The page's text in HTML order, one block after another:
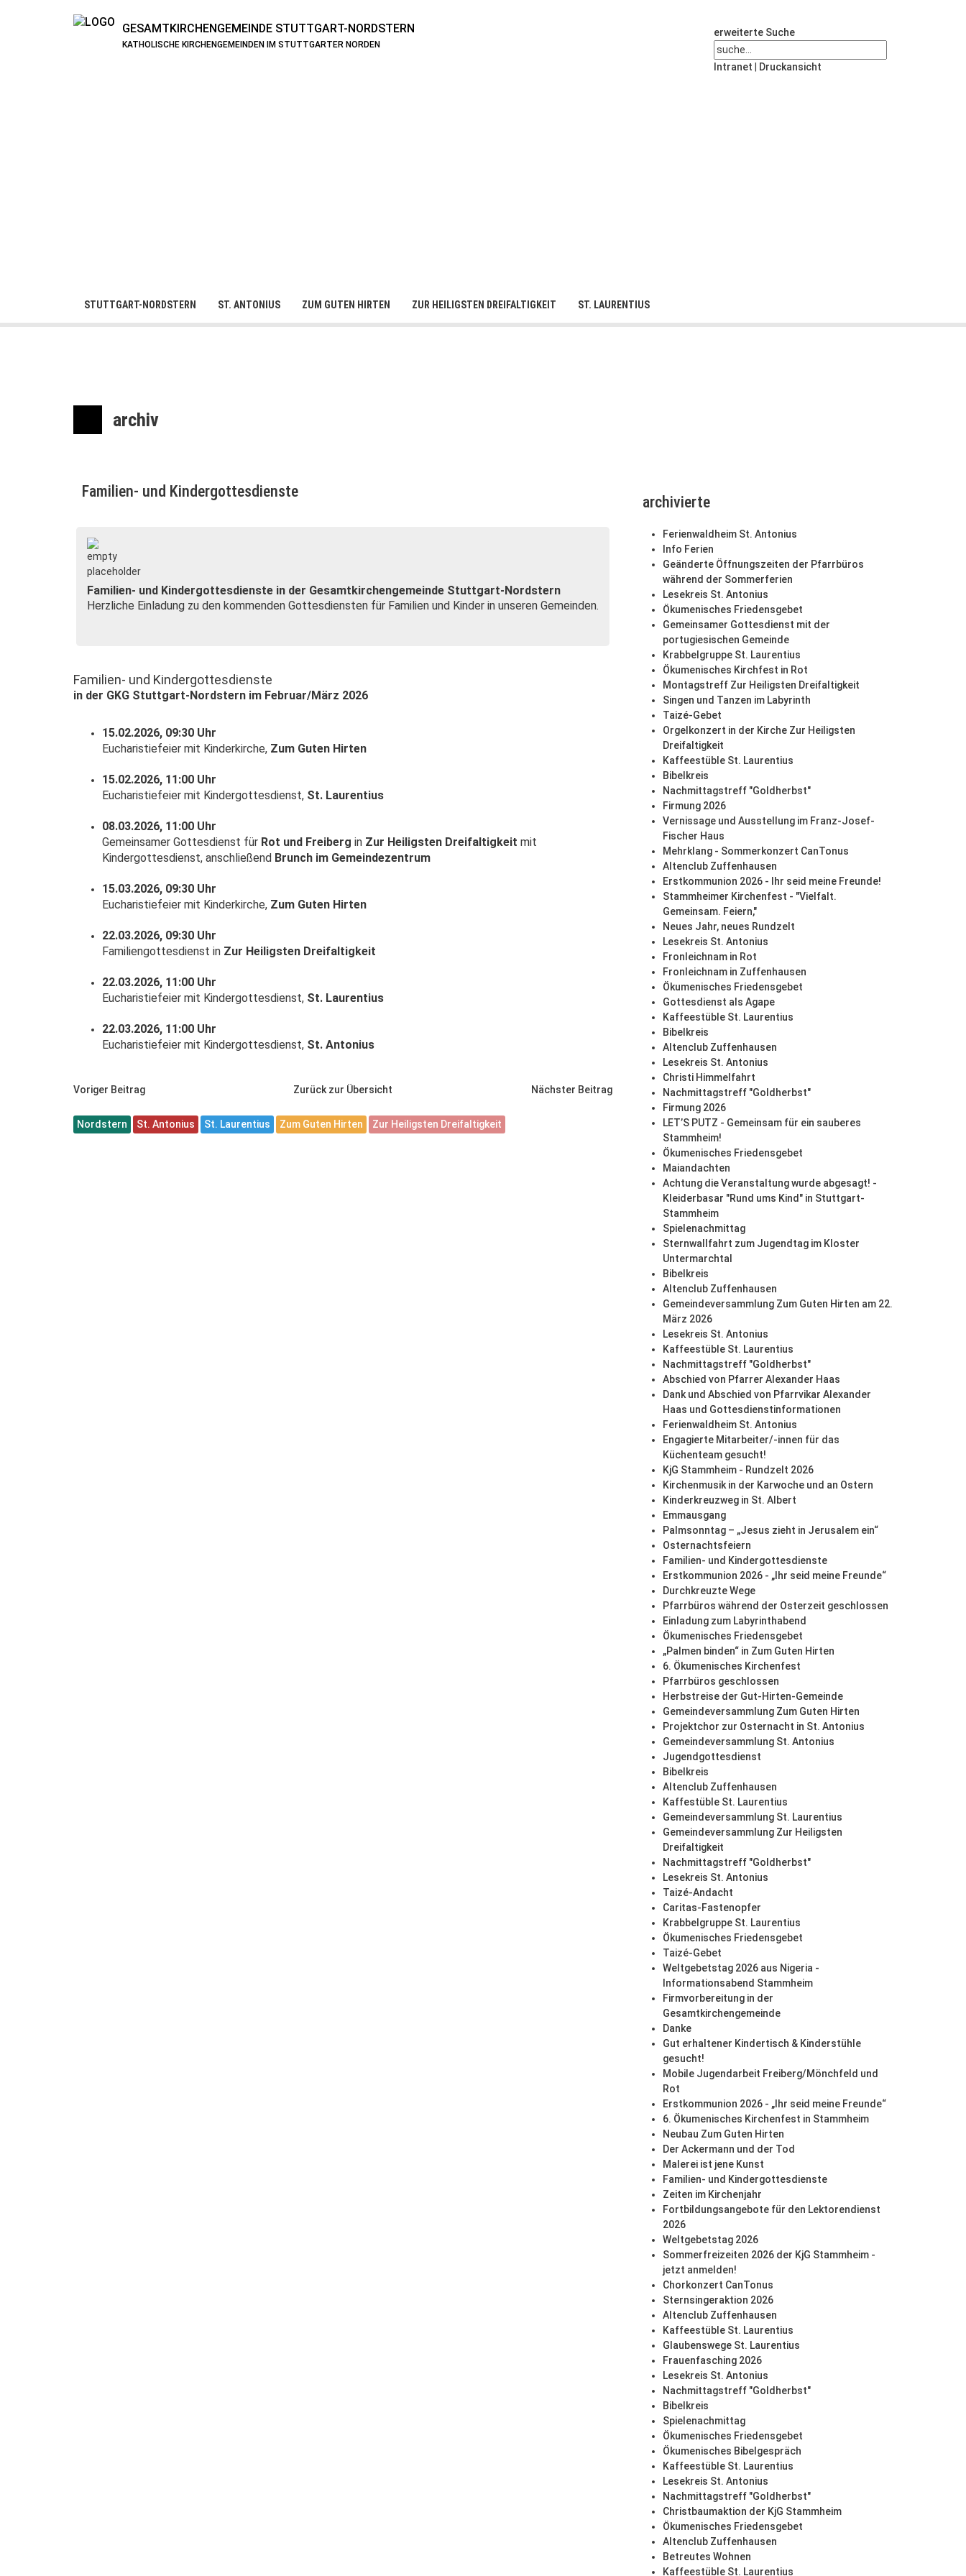
GESAMTKIRCHENGEMEINDE STUTTGART-NORDSTERN
KATHOLISCHE KIRCHENGEMEINDEN IM STUTTGARTER NORDEN
erweiterte Suche
Intranet Druckansicht
STUTTGART-NORDSTERN ST. ANTONIUS ZUM GUTEN HIRTEN ZUR HEILIGSTEN DREIFALTIGKEIT ST. LAURENTIUS
archiv
Familien- und Kindergottesdienste
Familien- und Kindergottesdienste in der Gesamtkirchengemeinde Stuttgart-Nordstern
Herzliche Einladung zu den kommenden Gottesdiensten für Familien und Kinder in unseren Gemeinden.
Familien- und Kindergottesdienste
in der GKG Stuttgart-Nordstern im Februar/März 2026
15.02.2026, 09:30 Uhr
Eucharistiefeier mit Kinderkirche, Zum Guten Hirten
15.02.2026, 11:00 Uhr
Eucharistiefeier mit Kindergottesdienst, St. Laurentius
08.03.2026, 11:00 Uhr
Gemeinsamer Gottesdienst für Rot und Freiberg in Zur Heiligsten Dreifaltigkeit mit
Kindergottesdienst, anschließend Brunch im Gemeindezentrum
15.03.2026, 09:30 Uhr
Eucharistiefeier mit Kinderkirche, Zum Guten Hirten
22.03.2026, 09:30 Uhr
Familiengottesdienst in Zur Heiligsten Dreifaltigkeit
22.03.2026, 11:00 Uhr
Eucharistiefeier mit Kindergottesdienst, St. Laurentius
22.03.2026, 11:00 Uhr
Eucharistiefeier mit Kindergottesdienst, St. Antonius
Voriger Beitrag Zurück zur Übersicht Nächster Beitrag
Nordstern St. Antonius St. Laurentius Zum Guten Hirten Zur Heiligsten Dreifaltigkeit
archivierte
Ferienwaldheim St. Antonius
Info Ferien
Geänderte Öffnungszeiten der Pfarrbüros
während der Sommerferien
Lesekreis St. Antonius
Ökumenisches Friedensgebet
Gemeinsamer Gottesdienst mit der
portugiesischen Gemeinde
Krabbelgruppe St. Laurentius
Ökumenisches Kirchfest in Rot
Montagstreff Zur Heiligsten Dreifaltigkeit
Singen und Tanzen im Labyrinth
Taizé-Gebet
Orgelkonzert in der Kirche Zur Heiligsten
Dreifaltigkeit
Kaffeestüble St. Laurentius
Bibelkreis
Nachmittagstreff "Goldherbst"
Firmung 2026
Vernissage und Ausstellung im Franz-Josef-
Fischer Haus
Mehrklang - Sommerkonzert CanTonus
Altenclub Zuffenhausen
Erstkommunion 2026 - Ihr seid meine Freunde!
Stammheimer Kirchenfest - "Vielfalt.
Gemeinsam. Feiern,"
Neues Jahr, neues Rundzelt
Lesekreis St. Antonius
Fronleichnam in Rot
Fronleichnam in Zuffenhausen
Ökumenisches Friedensgebet
Gottesdienst als Agape
Kaffeestüble St. Laurentius
Bibelkreis
Altenclub Zuffenhausen
Lesekreis St. Antonius
Christi Himmelfahrt
Nachmittagstreff "Goldherbst"
Firmung 2026
LET’S PUTZ - Gemeinsam für ein sauberes
Stammheim!
Ökumenisches Friedensgebet
Maiandachten
Achtung die Veranstaltung wurde abgesagt! -
Kleiderbasar "Rund ums Kind" in Stuttgart-
Stammheim
Spielenachmittag
Sternwallfahrt zum Jugendtag im Kloster
Untermarchtal
Bibelkreis
Altenclub Zuffenhausen
Gemeindeversammlung Zum Guten Hirten am 22.
März 2026
Lesekreis St. Antonius
Kaffeestüble St. Laurentius
Nachmittagstreff "Goldherbst"
Abschied von Pfarrer Alexander Haas
Dank und Abschied von Pfarrvikar Alexander
Haas und Gottesdienstinformationen
Ferienwaldheim St. Antonius
Engagierte Mitarbeiter/-innen für das
Küchenteam gesucht!
KjG Stammheim - Rundzelt 2026
Kirchenmusik in der Karwoche und an Ostern
Kinderkreuzweg in St. Albert
Emmausgang
Palmsonntag – „Jesus zieht in Jerusalem ein“
Osternachtsfeiern
Familien- und Kindergottesdienste
Erstkommunion 2026 - „Ihr seid meine Freunde“
Durchkreuzte Wege
Pfarrbüros während der Osterzeit geschlossen
Einladung zum Labyrinthabend
Ökumenisches Friedensgebet
„Palmen binden“ in Zum Guten Hirten
6. Ökumenisches Kirchenfest
Pfarrbüros geschlossen
Herbstreise der Gut-Hirten-Gemeinde
Gemeindeversammlung Zum Guten Hirten
Projektchor zur Osternacht in St. Antonius
Gemeindeversammlung St. Antonius
Jugendgottesdienst
Bibelkreis
Altenclub Zuffenhausen
Kaffestüble St. Laurentius
Gemeindeversammlung St. Laurentius
Gemeindeversammlung Zur Heiligsten
Dreifaltigkeit
Nachmittagstreff "Goldherbst"
Lesekreis St. Antonius
Taizé-Andacht
Caritas-Fastenopfer
Krabbelgruppe St. Laurentius
Ökumenisches Friedensgebet
Taizé-Gebet
Weltgebetstag 2026 aus Nigeria -
Informationsabend Stammheim
Firmvorbereitung in der
Gesamtkirchengemeinde
Danke
Gut erhaltener Kindertisch & Kinderstühle
gesucht!
Mobile Jugendarbeit Freiberg/Mönchfeld und
Rot
Erstkommunion 2026 - „Ihr seid meine Freunde“
6. Ökumenisches Kirchenfest in Stammheim
Neubau Zum Guten Hirten
Der Ackermann und der Tod
Malerei ist jene Kunst
Familien- und Kindergottesdienste
Zeiten im Kirchenjahr
Fortbildungsangebote für den Lektorendienst
2026
Weltgebetstag 2026
Sommerfreizeiten 2026 der KjG Stammheim -
jetzt anmelden!
Chorkonzert CanTonus
Sternsingeraktion 2026
Altenclub Zuffenhausen
Kaffeestüble St. Laurentius
Glaubenswege St. Laurentius
Frauenfasching 2026
Lesekreis St. Antonius
Nachmittagstreff "Goldherbst"
Bibelkreis
Spielenachmittag
Ökumenisches Friedensgebet
Ökumenisches Bibelgespräch
Kaffeestüble St. Laurentius
Lesekreis St. Antonius
Nachmittagstreff "Goldherbst"
Christbaumaktion der KjG Stammheim
Ökumenisches Friedensgebet
Altenclub Zuffenhausen
Betreutes Wohnen
Kaffeestüble St. Laurentius